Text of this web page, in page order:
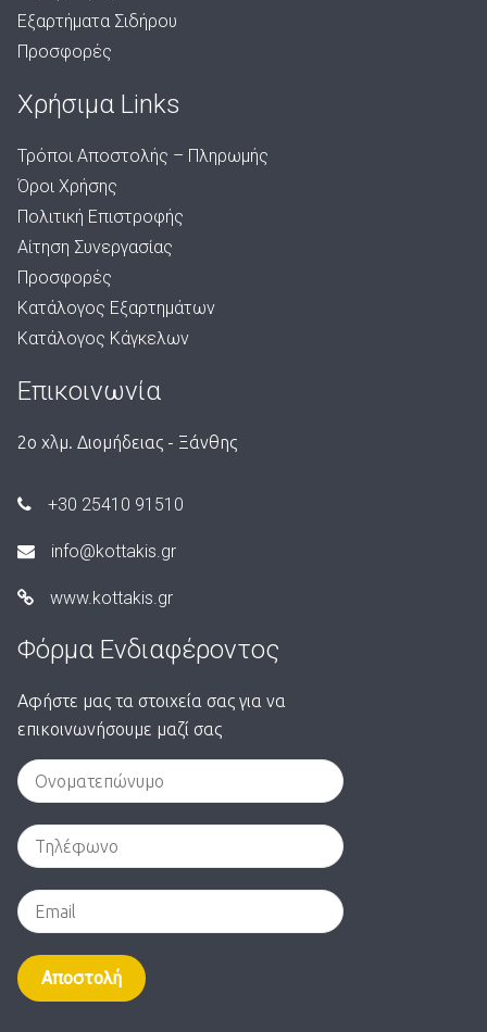
Εξαρτήματα Σιδήρου
Προσφορές
Χρήσιμα Links
Τρόποι Αποστολής – Πληρωμής
Όροι Χρήσης
Πολιτική Επιστροφής
Αίτηση Συνεργασίας
Προσφορές
Κατάλογος Εξαρτημάτων
Κατάλογος Κάγκελων
Επικοινωνία
2ο χλμ. Διομήδειας - Ξάνθης
+30 25410 91510
info@kottakis.gr
www.kottakis.gr
Φόρμα Ενδιαφέροντος
Αφήστε μας τα στοιχεία σας για να
επικοινωνήσουμε μαζί σας